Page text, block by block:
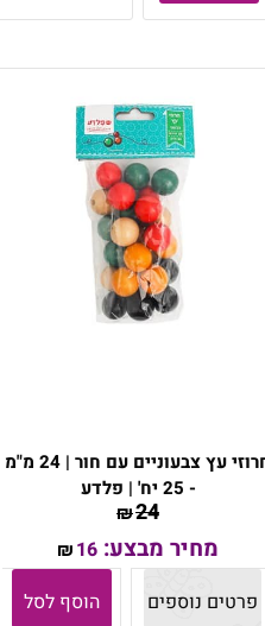
חרוזי עץ צבעוניים עם חור | 24 מ"מ
- 25 יח' | פלדע
₪24
מחיר מבצע: ₪16
פרטים נוספים
הוסף לסל